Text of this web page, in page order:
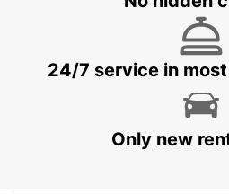
ZUG-CHAM - IKC *RY*
24/7 service in
Only new